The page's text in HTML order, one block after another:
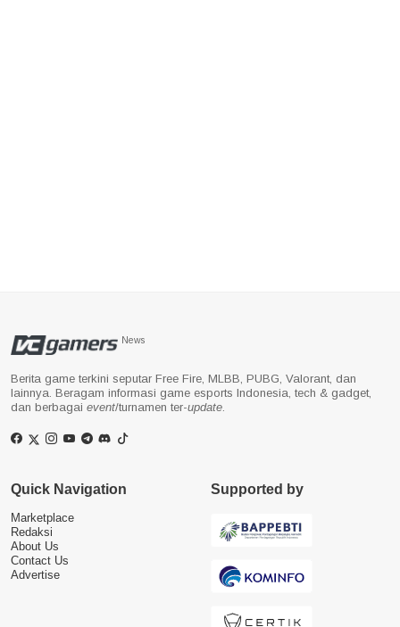
News
Berita game terkini seputar Free Fire, MLBB, PUBG, Valorant, dan
lainnya. Beragam informasi game esports Indonesia, tech & gadget,
dan berbagai event/turnamen ter-update.
Quick Navigation
Marketplace
Redaksi
About Us
Contact Us
Advertise
Supported by